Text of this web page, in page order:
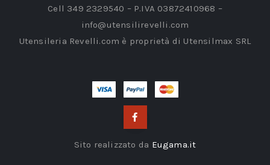
Cell 349 2329540 – P.IVA 03872410968 –
info@utensilirevelli.com
Utensileria Revelli.com è proprietà di Utensilmax SRL
Sito realizzato da Eugama.it